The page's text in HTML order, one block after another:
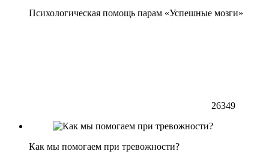
Психологическая помощь парам «Успешные мозги»
26349
Как мы помогаем при тревожности?